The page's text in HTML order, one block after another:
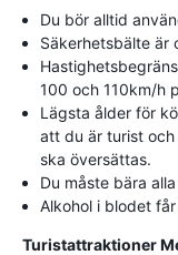
Du bör alltid
Säkerhetsbälte är
100 och 110km/h
Lägsta ålder för
att du är turist
ska översättas.
Du måste bära
Alkohol i blodet
Turistattraktioner